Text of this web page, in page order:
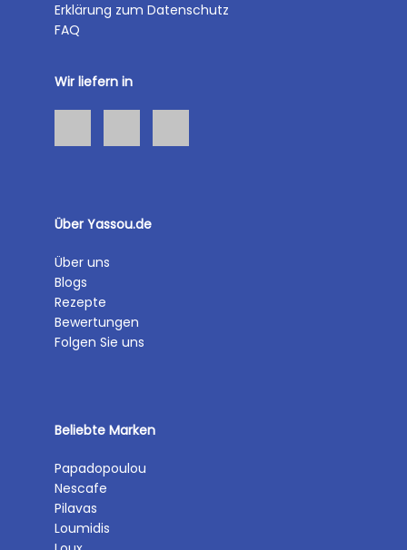
Erklärung zum Datenschutz
FAQ
Wir liefern in
Über Yassou.de
Über uns
Blogs
Rezepte
Bewertungen
Folgen Sie uns
Beliebte Marken
Papadopoulou
Nescafe
Pilavas
Loumidis